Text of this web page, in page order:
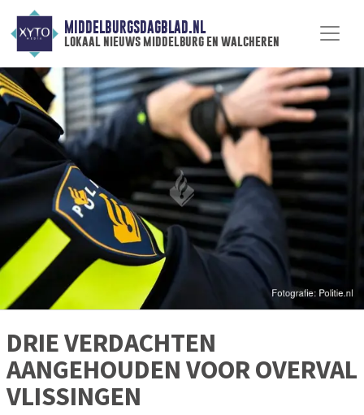
MIDDELBURGSDAGBLAD.NL
lokaal nieuws middelburg en walcheren
DRIE VERDACHTEN
AANGEHOUDEN VOOR OVERVAL
VLISSINGEN